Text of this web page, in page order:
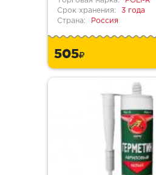
Срок хранения:
3 года
Страна:
Россия
505